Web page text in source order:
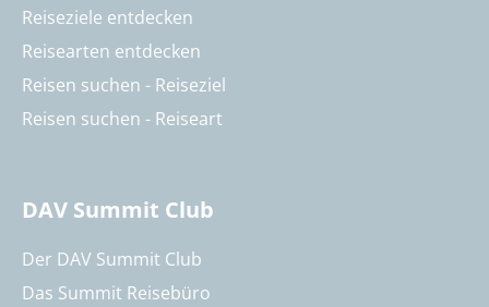
Reiseziele entdecken
Reisearten entdecken
Reisen suchen - Reiseziel
Reisen suchen - Reiseart
DAV Summit Club
Der DAV Summit Club
Das Summit Reisebüro